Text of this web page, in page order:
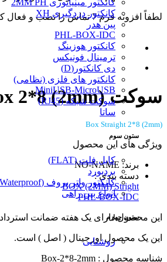
کانکتور دزدگیری XH
پین هدر
PHL-BOX-IDC
کانکتور هوزینگ
ترمینال فونیکس
دی کانکتور(D)
کانکتور های فلزی (نظامی)
MiniUSB-MicroUSB
سوکت شبکه (RJ45)
ساتا
ستون سوم
کابل فلت (FLAT)
بردبورد
کانکتور واتر پروف (Waterproof)
انواع بین راهی
ستون چهارم
روشنایی
لطفاً افزونه فرم 7 تماس را نصب و فعال کنید و یک فرم با نام 500 ایجاد کنید.
سوکت Box 2*8 (2mm) صاف
Box Straight 2*8 (2mm)
ویژگی های این محصول
برند: NO-NAME
دسته بندی :
BOX (2MM) Stright
PHL-BOX-IDC
این محصول دارای یک هفته ضمانت
این یک محصول اورجینال ( اصل ) است.
شناسه محصول : Box-2*8-2mm